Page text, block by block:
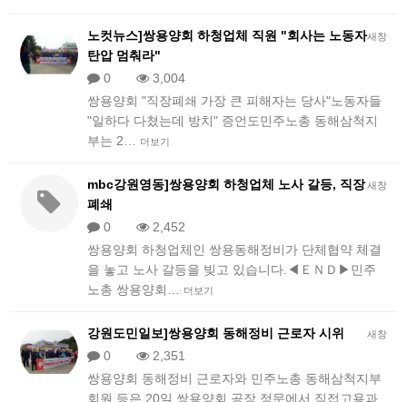
새창
노컷뉴스]쌍용양회 하청업체 직원 "회사는 노동자
탄압 멈춰라"
0
3,004
쌍용양회 "직장폐쇄 가장 큰 피해자는 당사"노동자들
"일하다 다쳤는데 방치" 증언도민주노총 동해삼척지
부는 2…
더보기
새창
mbc강원영동]쌍용양회 하청업체 노사 갈등, 직장
폐쇄
0
2,452
쌍용양회 하청업체인 쌍용동해정비가 단체협약 체결
을 놓고 노사 갈등을 빚고 있습니다.◀ＥＮＤ▶민주
노총 쌍용양회…
더보기
새창
강원도민일보]쌍용양회 동해정비 근로자 시위
0
2,351
쌍용양회 동해정비 근로자와 민주노총 동해삼척지부
회원 등은 20일 쌍용양회 공장 정문에서 직접고용과